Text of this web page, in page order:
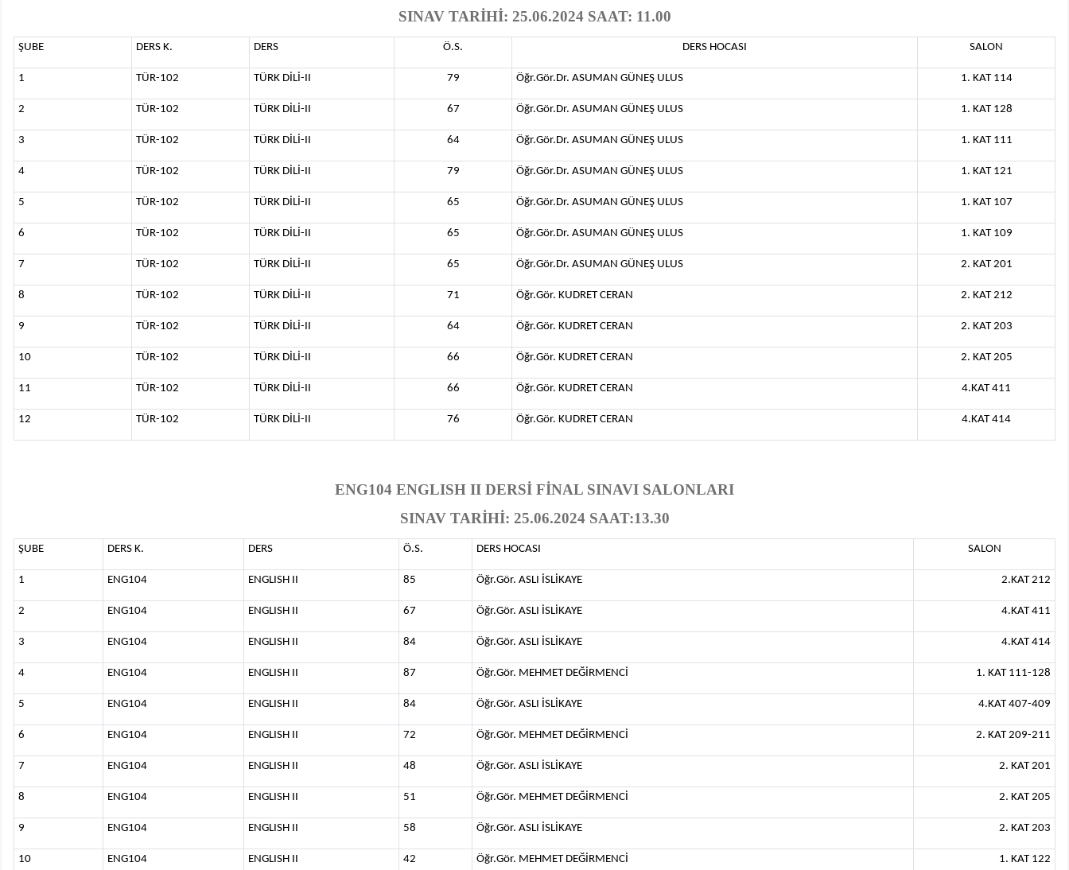
SINAV TARİHİ: 25.06.2024 SAAT: 11.00
ŞUBE DERS K. DERS Ö.S. DERS HOCASI SALON
1 TÜR-102 TÜRK DİLİ-II 79 Öğr.Gör.Dr. ASUMAN GÜNEŞ ULUS 1. KAT 114
2 TÜR-102 TÜRK DİLİ-II 67 Öğr.Gör.Dr. ASUMAN GÜNEŞ ULUS 1. KAT 128
3 TÜR-102 TÜRK DİLİ-II 64 Öğr.Gör.Dr. ASUMAN GÜNEŞ ULUS 1. KAT 111
4 TÜR-102 TÜRK DİLİ-II 79 Öğr.Gör.Dr. ASUMAN GÜNEŞ ULUS 1. KAT 121
5 TÜR-102 TÜRK DİLİ-II 65 Öğr.Gör.Dr. ASUMAN GÜNEŞ ULUS 1. KAT 107
6 TÜR-102 TÜRK DİLİ-II 65 Öğr.Gör.Dr. ASUMAN GÜNEŞ ULUS 1. KAT 109
7 TÜR-102 TÜRK DİLİ-II 65 Öğr.Gör.Dr. ASUMAN GÜNEŞ ULUS 2. KAT 201
8 TÜR-102 TÜRK DİLİ-II 71 Öğr.Gör. KUDRET CERAN 2. KAT 212
9 TÜR-102 TÜRK DİLİ-II 64 Öğr.Gör. KUDRET CERAN 2. KAT 203
10 TÜR-102 TÜRK DİLİ-II 66 Öğr.Gör. KUDRET CERAN 2. KAT 205
11 TÜR-102 TÜRK DİLİ-II 66 Öğr.Gör. KUDRET CERAN 4.KAT 411
12 TÜR-102 TÜRK DİLİ-II 76 Öğr.Gör. KUDRET CERAN 4.KAT 414
ENG104 ENGLISH II DERSİ FİNAL SINAVI SALONLARI
SINAV TARİHİ: 25.06.2024 SAAT:13.30
ŞUBE DERS K. DERS Ö.S. DERS HOCASI SALON
1 ENG104 ENGLISH II 85 Öğr.Gör. ASLI İSLİKAYE 2.KAT 212
2 ENG104 ENGLISH II 67 Öğr.Gör. ASLI İSLİKAYE 4.KAT 411
3 ENG104 ENGLISH II 84 Öğr.Gör. ASLI İSLİKAYE 4.KAT 414
4 ENG104 ENGLISH II 87 Öğr.Gör. MEHMET DEĞİRMENCİ 1. KAT 111-128
5 ENG104 ENGLISH II 84 Öğr.Gör. ASLI İSLİKAYE 4.KAT 407-409
6 ENG104 ENGLISH II 72 Öğr.Gör. MEHMET DEĞİRMENCİ 2. KAT 209-211
7 ENG104 ENGLISH II 48 Öğr.Gör. ASLI İSLİKAYE 2. KAT 201
8 ENG104 ENGLISH II 51 Öğr.Gör. MEHMET DEĞİRMENCİ 2. KAT 205
9 ENG104 ENGLISH II 58 Öğr.Gör. ASLI İSLİKAYE 2. KAT 203
10 ENG104 ENGLISH II 42 Öğr.Gör. MEHMET DEĞİRMENCİ 1. KAT 122